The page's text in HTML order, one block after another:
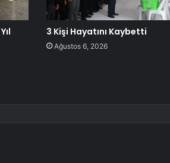
3 Kişi Hayatını Kaybetti
Ağustos 6, 2026